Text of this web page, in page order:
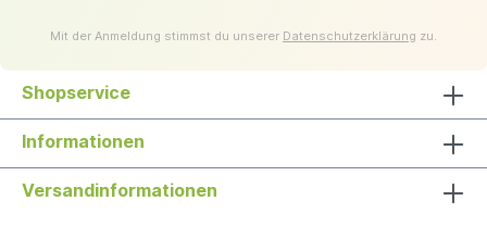
Mit der Anmeldung stimmst du unserer Datenschutzerklärung zu.
Shopservice
Informationen
Versandinformationen